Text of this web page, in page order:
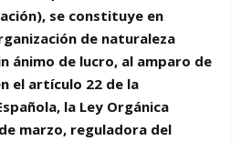
se constituye en
de naturaleza
ánimo de lucro, al amparo de
el artículo 22 de la
la Ley Orgánica
marzo, reguladora del